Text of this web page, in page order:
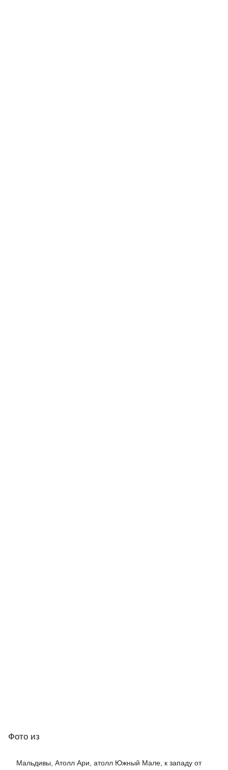
Фото из
Мальдивы, Атолл Ари, атолл Южный Мале, к западу от